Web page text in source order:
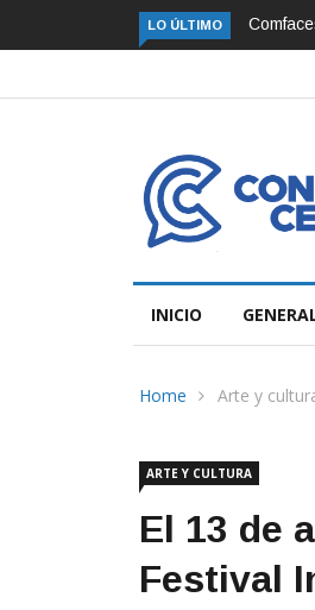
LO ÚLTIMO
a subsidios de vivienda FOVISLa
INICIO
Home Arte y
ARTE Y CULTURA
El 13 de
Festival